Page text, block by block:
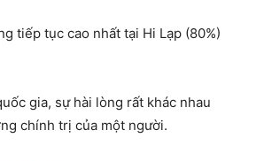
tiếp tục cao nhất tại Hi Lạp (80%)
gia, sự hài lòng rất khác nhau
chính trị của một người.